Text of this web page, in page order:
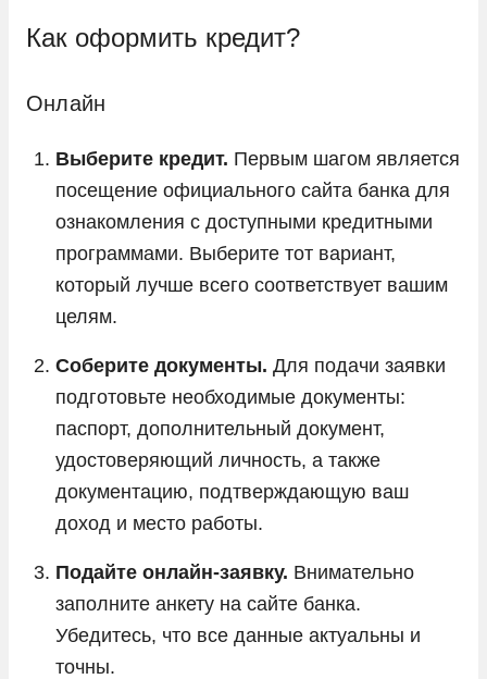
Как оформить кредит?
Онлайн
Выберите кредит. Первым шагом является
посещение официального сайта банка для
ознакомления с доступными кредитными
программами. Выберите тот вариант,
который лучше всего соответствует вашим
целям.
Соберите документы. Для подачи заявки
подготовьте необходимые документы:
паспорт, дополнительный документ,
удостоверяющий личность, а также
документацию, подтверждающую ваш
доход и место работы.
Подайте онлайн-заявку. Внимательно
заполните анкету на сайте банка.
Убедитесь, что все данные актуальны и
точны.